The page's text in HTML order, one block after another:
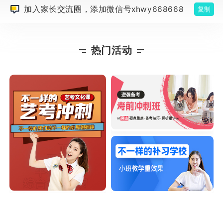
加入家长交流圈，添加微信号xhwy668668 复制
热门活动